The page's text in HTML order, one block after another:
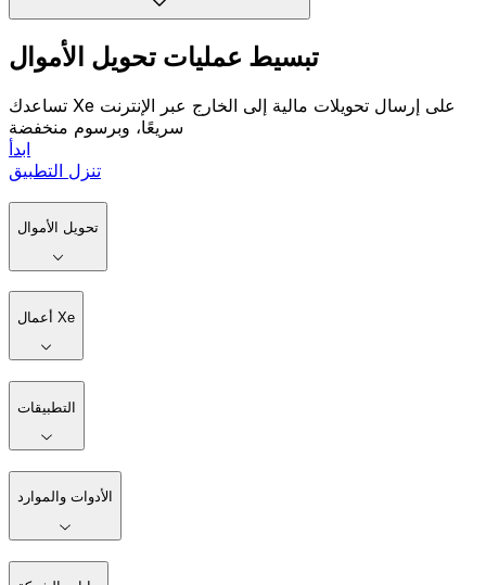
تبسيط عمليات تحويل الأموال
تساعدك Xe على إرسال تحويلات مالية إلى الخارج عبر الإنترنت
سريعًا، وبرسوم منخفضة
ابدأ
تنزل التطبيق
تحويل الأموال
أعمال Xe
التطبيقات
الأدوات والموارد